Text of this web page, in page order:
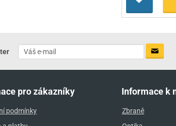
pro zákazníky
podmínky
Informace k
Zbraně